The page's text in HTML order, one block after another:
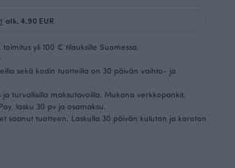
alk. 4.90 EUR
yli 100 € tilauksille Suomessa.
sekä kodin tuotteilla on 30 päivän vaihto- ja
ja turvallisilla maksutavoilla. Mukana verkkopankit,
lasku 30 pv ja osamaksu.
saanut tuotteen. Laskulla 30 päivän kuluton ja koroton